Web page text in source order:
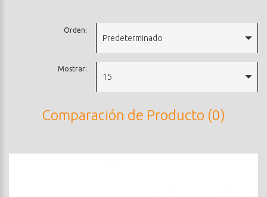
Orden:
Predeterminado
Mostrar:
15
Comparación de Producto (0)